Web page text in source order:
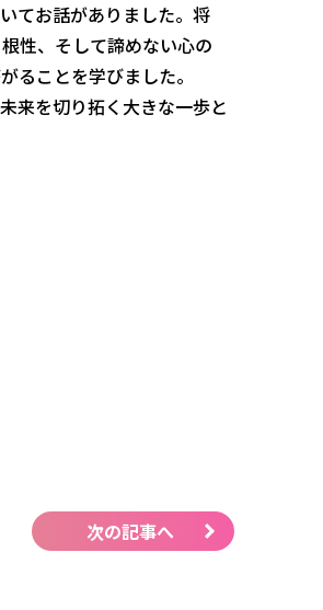
てお話がありました。将
性、そして諦めない心の
ることを学びました。
来を切り拓く大きな一歩と
次の記事へ